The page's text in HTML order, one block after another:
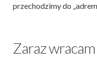
przechodzimy do
Zaraz wracam